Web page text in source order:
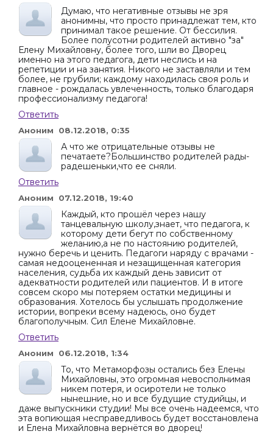
Думаю, что негативные отзывы не зря
анонимны, что просто принадлежат тем, кто
принимал такое решение. От бессилия.
Более полусотни родителей активно "за"
Елену Михайловну, более того, шли во Дворец
именно на этого педагога, дети неслись и на
репетиции и на занятия. Никого не заставляли и тем
более, не грубили; каждому находилась своя роль и
главное - рождалась увлеченность, только благодаря
профессионализму педагога!
Ответить
Аноним 08.12.2018, 0:35
А что же отрицательные отзывы не
печатаете?Большинство родителей рады-
радешеньки,что ее сняли.
Ответить
Аноним 07.12.2018, 19:40
Каждый, кто прошёл через нашу
танцевальную школу,знает, что педагога, к
которому дети бегут по собственному
желанию,а не по настоянию родителей,
нужно беречь и ценить. Педагоги наряду с врачами -
самая недооцененная и незащищенная категория
населения, судьба их каждый день зависит от
адекватности родителей или пациентов. И в итоге
совсем скоро мы потеряем остатки медицины и
образования. Хотелось бы услышать продолжение
истории, вопреки всему надеюсь, оно будет
благополучным. Сил Елене Михайловне.
Ответить
Аноним 06.12.2018, 1:34
То, что Метаморфозы остались без Елены
Михайловны, это огромная невосполнимая
никем потеря, и осиротели не только
нынешние, но и все будущие студийцы, и
даже выпускники студии! Мы все очень надеемся, что
эта вопиющая несправедливось будет восстановлена
и Елена Михайловна вернётся во дворец!